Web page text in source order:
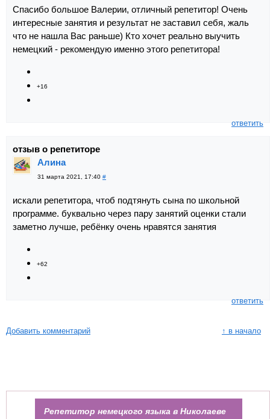
Спасибо большое Валерии, отличный репетитор! Очень
интересные занятия и результат не заставил себя, жаль
что не нашла Вас раньше) Кто хочет реально выучить
немецкий - рекомендую именно этого репетитора!
+16
ответить
отзыв о репетиторе
Алина
31 марта 2021, 17:40 #
искали репетитора, чтоб подтянуть сына по школьной
программе. буквально через пару занятий оценки стали
заметно лучше, ребёнку очень нравятся занятия
+62
ответить
Добавить комментарий ↑ в начало
Репетитор немецкого языка в Николаеве